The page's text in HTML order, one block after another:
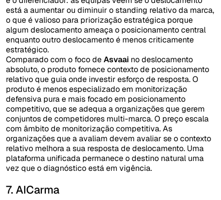
está a aumentar ou diminuir o standing relativo da marca,
o que é valioso para priorização estratégica porque
algum deslocamento ameaça o posicionamento central
enquanto outro deslocamento é menos criticamente
estratégico.
Comparado com o foco deAsvaai no deslocamento
absoluto, o produto fornece contexto de posicionamento
relativo que guia onde investir esforço de resposta. O
produto é menos especializado em monitorização
defensiva pura e mais focado em posicionamento
competitivo, que se adequa a organizações que gerem
conjuntos de competidores multi-marca. O preço escala
com âmbito de monitorização competitiva. As
organizações que a avaliam devem avaliar se o contexto
relativo melhora a sua resposta de deslocamento. Uma
plataforma unificada permanece o destino natural uma
vez que o diagnóstico está em vigência.
7. AICarma